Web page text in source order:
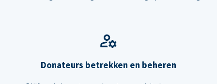
Donateurs betrekken en beheren